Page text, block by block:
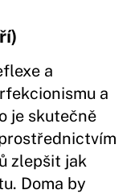
a
a
je skutečně
zlepšit jak
Doma by